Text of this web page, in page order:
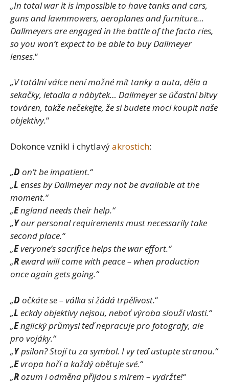
„In total war it is impossible to have tanks and cars,
guns and lawnmowers, aeroplanes and furniture…
Dallmeyers are engaged in the battle of the facto ries,
so you won’t expect to be able to buy Dallmeyer
lenses.“
„V totální válce není možné mít tanky a auta, děla a
sekačky, letadla a nábytek… Dallmeyer se účastní bitvy
továren, takže nečekejte, že si budete moci koupit naše
objektivy.“
Dokonce vznikl i chytlavýakrostich:
„D on’t be impatient.“
„L enses by Dallmeyer may not be available at the
moment.“
„England needs their help.“
„Your personal requirements must necessarily take
second place.“
„Everyone’s sacrifice helps the war effort.“
„Reward will come with peace – when production
once again gets going.“
„D očkáte se – válka si žádá trpělivost.“
„L eckdy objektivy nejsou, neboť výroba slouží vlasti.“
„Englický průmysl teď nepracuje pro fotografy, ale
pro vojáky.“
„Ypsilon? Stojí tu za symbol. I vy teď ustupte stranou.“
„Evropa hoří a každý obětuje své.“
„Rozum i odměna přijdou s mírem – vydržte!“